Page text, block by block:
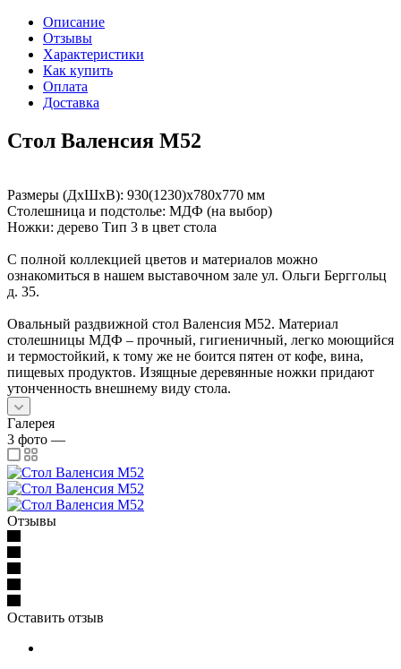
Описание
Отзывы
Характеристики
Как купить
Оплата
Доставка
Стол Валенсия М52
Размеры (ДхШхВ): 930(1230)х780х770 мм
Столешница и подстолье: МДФ (на выбор)
Ножки: дерево Тип 3 в цвет стола
С полной коллекцией цветов и материалов можно
ознакомиться в нашем выставочном зале ул. Ольги Берггольц
д. 35.
Овальный раздвижной стол Валенсия М52. Материал
столешницы МДФ – прочный, гигиеничный, легко моющийся
и термостойкий, к тому же не боится пятен от кофе, вина,
пищевых продуктов. Изящные деревянные ножки придают
утонченность внешнему виду стола.
Галерея
3 фото —
Отзывы
Оставить отзыв